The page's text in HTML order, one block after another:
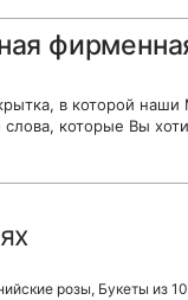
в которой
которые Вы
розы, Букеты из